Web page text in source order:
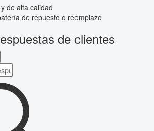
de alta calidad
de repuesto o reemplazo
de clientes